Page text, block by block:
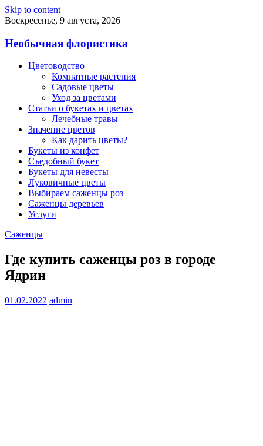
Skip to content
Воскресенье, 9 августа, 2026
Необычная флористика
Цветоводство
Комнатные растения
Садовые цветы
Уход за цветами
Статьи о букетах и цветах
Лечебные травы
Значение цветов
Как дарить цветы?
Букеты из конфет
Съедобный букет
Букеты для невесты
Луковичные цветы
Выбираем саженцы роз
Саженцы деревьев
Услуги
Саженцы
Где купить саженцы роз в городе
Ядрин
01.02.2022 admin